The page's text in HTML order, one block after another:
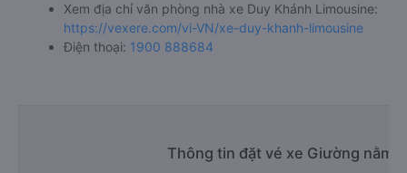
Xem địa chỉ văn phòng nhà xe Duy Khánh Limousine:
https://vexere.com/vi-VN/xe-duy-khanh-limousine
Điện thoại: 1900 888684
Thông tin đặt vé xe Giường nằm